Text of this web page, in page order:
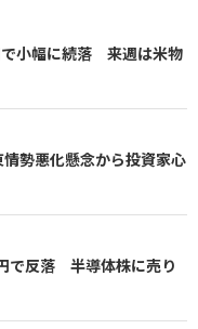
で小幅に続落 来週は米物
勢悪化懸念から投資家心
で反落 半導体株に売り